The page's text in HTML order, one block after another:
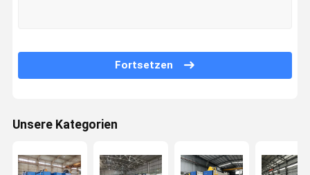
Maschine zum Formieren von Seiten
Maschine zum Bügeln mit Kalender
Wickelmaschine
Fortsetzen
Unsere Kategorien